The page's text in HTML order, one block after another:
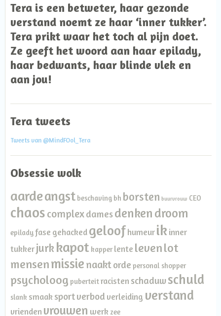
Tera is een betweter, haar gezonde
verstand noemt ze haar ‘inner tukker’.
Tera prikt waar het toch al pijn doet.
Ze geeft het woord aan haar epilady,
haar bedwants, haar blinde vlek en
aan jou!
Tera tweets
Tweets van @MindFOol_Tera
Obsessie wolk
aardeangst beschaving bh borsten buurvrouw CEO
chaos complexdamesdenken droom
epiladyfase gehackedgeloofhumeurik inner
tukkerjurk kapot kapper lente levenlot
mensenmissie naaktorde personal shopper
psycholoog puberteitracisten schaduwschuld
slank smaak sportverbod verleiding verstand
vrienden vrouwen werk zee